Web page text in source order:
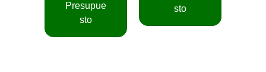
Presupue
sto
sto